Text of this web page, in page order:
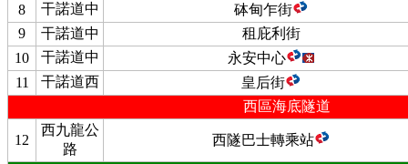
8 干諾道中
砵甸乍街
9
干諾道中
租庇利街
10
干諾道中
永安中心
11
干諾道西
皇后街
西區海底隧道
12
西九龍公
路
西隧巴士轉乘站